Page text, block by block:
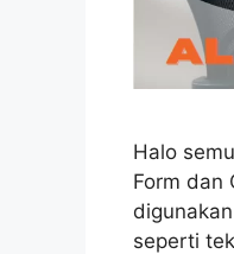
Halo
Form dan
seperti